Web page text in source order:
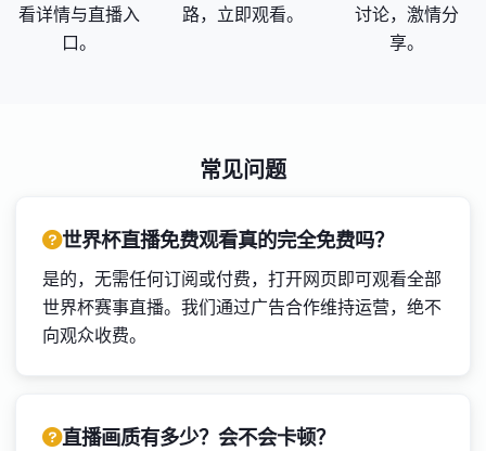
看详情与直播入
口。
路，立即观看。
讨论，激情分
享。
常见问题
世界杯直播免费观看真的完全免费吗？
是的，无需任何订阅或付费，打开网页即可观看全部
世界杯赛事直播。我们通过广告合作维持运营，绝不
向观众收费。
直播画质有多少？会不会卡顿？